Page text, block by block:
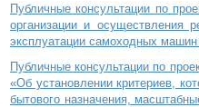
Публичные консультации по
организации и осуществления
эксплуатации самоходных машин
Публичные консультации по
«Об установлении критериев,
бытового назначения,